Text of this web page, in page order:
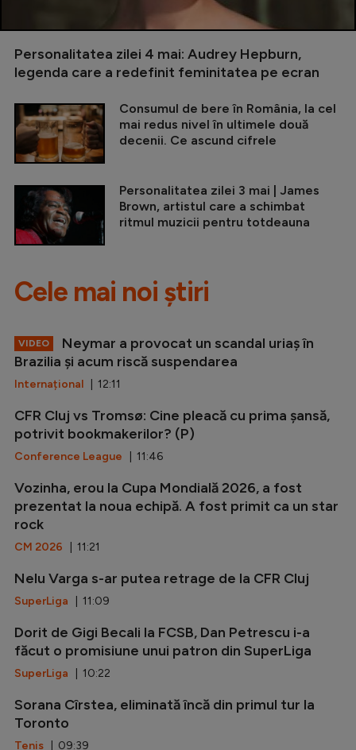
Personalitatea zilei 4 mai: Audrey Hepburn,
legenda care a redefinit feminitatea pe ecran
Consumul de bere în România, la cel
mai redus nivel în ultimele două
decenii. Ce ascund cifrele
Personalitatea zilei 3 mai | James
Brown, artistul care a schimbat
ritmul muzicii pentru totdeauna
Cele mai noi știri
VIDEO
Neymar a provocat un scandal uriaș în
Brazilia și acum riscă suspendarea
Internațional | 12:11
CFR Cluj vs Tromsø: Cine pleacă cu prima șansă,
potrivit bookmakerilor? (P)
Conference League | 11:46
Vozinha, erou la Cupa Mondială 2026, a fost
prezentat la noua echipă. A fost primit ca un star
rock
CM 2026 | 11:21
Nelu Varga s-ar putea retrage de la CFR Cluj
SuperLiga | 11:09
Dorit de Gigi Becali la FCSB, Dan Petrescu i-a
făcut o promisiune unui patron din SuperLiga
SuperLiga | 10:22
Sorana Cîrstea, eliminată încă din primul tur la
Toronto
Tenis | 09:39